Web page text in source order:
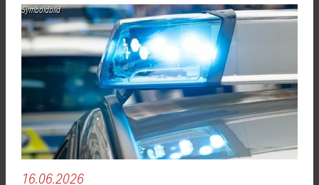
Symboldbild
16.06.2026